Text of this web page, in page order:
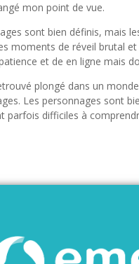
mon point de vue.
sont bien définis, mais
moments de réveil brutal
et de en ligne mais
plongé dans un
Les personnages sont
parfois difficiles à